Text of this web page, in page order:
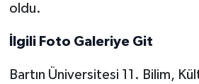
oldu.
İlgili Foto Galeriye Git
Bartın Üniversitesi 11. Bilim,